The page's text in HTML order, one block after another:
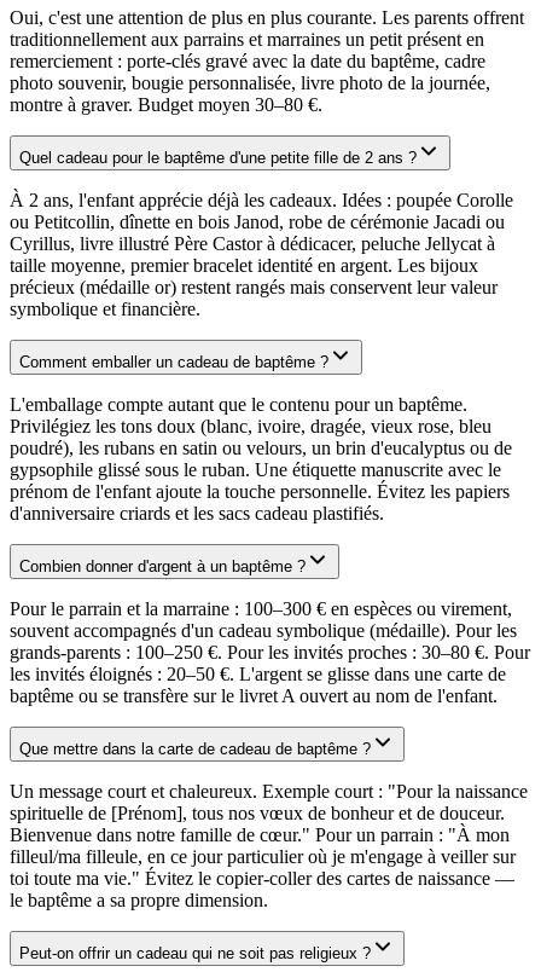
Oui, c'est une attention de plus en plus courante. Les parents offrent
traditionnellement aux parrains et marraines un petit présent en
remerciement : porte-clés gravé avec la date du baptême, cadre
photo souvenir, bougie personnalisée, livre photo de la journée,
montre à graver. Budget moyen 30–80 €.
Quel cadeau pour le baptême d'une petite fille de 2 ans ?
À 2 ans, l'enfant apprécie déjà les cadeaux. Idées : poupée Corolle
ou Petitcollin, dînette en bois Janod, robe de cérémonie Jacadi ou
Cyrillus, livre illustré Père Castor à dédicacer, peluche Jellycat à
taille moyenne, premier bracelet identité en argent. Les bijoux
précieux (médaille or) restent rangés mais conservent leur valeur
symbolique et financière.
Comment emballer un cadeau de baptême ?
L'emballage compte autant que le contenu pour un baptême.
Privilégiez les tons doux (blanc, ivoire, dragée, vieux rose, bleu
poudré), les rubans en satin ou velours, un brin d'eucalyptus ou de
gypsophile glissé sous le ruban. Une étiquette manuscrite avec le
prénom de l'enfant ajoute la touche personnelle. Évitez les papiers
d'anniversaire criards et les sacs cadeau plastifiés.
Combien donner d'argent à un baptême ?
Pour le parrain et la marraine : 100–300 € en espèces ou virement,
souvent accompagnés d'un cadeau symbolique (médaille). Pour les
grands-parents : 100–250 €. Pour les invités proches : 30–80 €. Pour
les invités éloignés : 20–50 €. L'argent se glisse dans une carte de
baptême ou se transfère sur le livret A ouvert au nom de l'enfant.
Que mettre dans la carte de cadeau de baptême ?
Un message court et chaleureux. Exemple court : "Pour la naissance
spirituelle de [Prénom], tous nos vœux de bonheur et de douceur.
Bienvenue dans notre famille de cœur." Pour un parrain : "À mon
filleul/ma filleule, en ce jour particulier où je m'engage à veiller sur
toi toute ma vie." Évitez le copier-coller des cartes de naissance —
le baptême a sa propre dimension.
Peut-on offrir un cadeau qui ne soit pas religieux ?